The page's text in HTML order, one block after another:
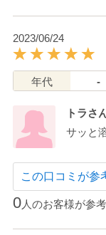
2023/06/24
年代 -
トラさ
サッと
この口コミが参
0人のお客様が参